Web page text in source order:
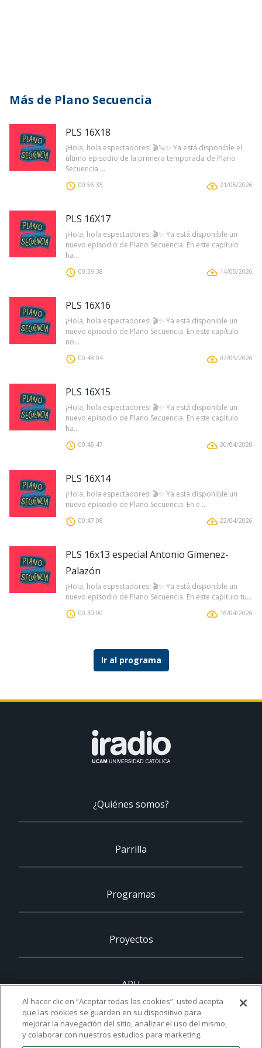
Más de Plano Secuencia
PLS 16X18
¡Hola, hola espectadores! 🎬🔪✨ Ya está disponible el
último episodio de la primera temporada de Plano
Secuencia....
00:56:35 21/05/2026
PLS 16X17
¡Hola, hola espectadores! 🎬✨ Ya está disponible un
nuevo episodio de Plano Secuencia. En este capítulo
ha...
00:39:38 14/05/2026
PLS 16X16
¡Hola, hola espectadores! 🎬✨ Ya está disponible un
nuevo episodio de Plano Secuencia. En este capítulo
no...
00:48:04 07/05/2026
PLS 16X15
¡Hola, hola espectadores! 🎬✨ Ya está disponible un
nuevo episodio de Plano Secuencia. En este capítulo
ha...
00:45:47 30/04/2026
PLS 16X14
¡Hola, hola espectadores! 🎬✨ Ya está disponible un
nuevo episodio de Plano Secuencia. En e...
00:47:08 22/04/2026
PLS 16x13 especial Antonio Gimenez-
Palazón
¡Hola, hola espectadores! 🎬✨ Ya está disponible un
nuevo episodio de Plano Secuencia. En este capítulo tu...
00:30:00 16/04/2026
Ir al programa
¿Quiénes somos?
Parrilla
Programas
Proyectos
ARU
UCAM
Al hacer clic en “Aceptar todas las cookies”, usted acepta
que las cookies se guarden en su dispositivo para
mejorar la navegación del sitio, analizar el uso del mismo,
y colaborar con nuestros estudios para marketing.